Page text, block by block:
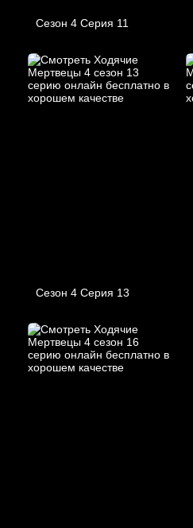
Сезон 4 Серия 11
Сезон 4 Серия 13